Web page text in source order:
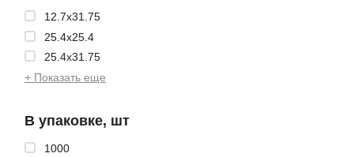
12.7x31.75
25.4x25.4
25.4x31.75
+ Показать еще
В упаковке, шт
1000